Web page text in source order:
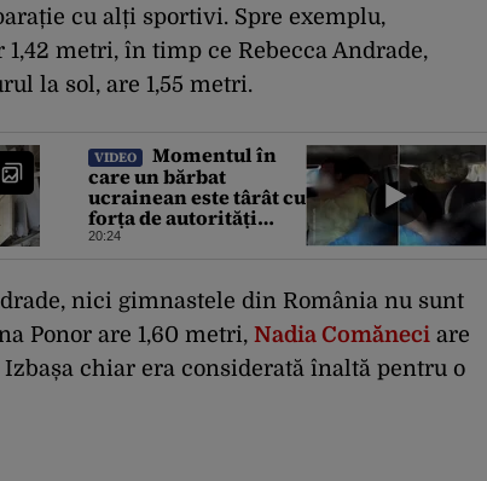
cu alți sportivi. Spre exemplu,
metri, în timp ce Rebecca Andrade,
la sol, are 1,55 metri.
VIDEO
Momentul în
care un bărbat
ucrainean este târât cu
forța de autorități
pentru a fi trimis la
dese
20:24
nici gimnastele din România nu sunt
Ponor are 1,60 metri, Nadia Comăneci are
Izbașa chiar era considerată înaltă pentru o